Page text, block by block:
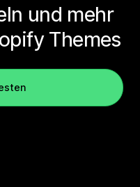
und mehr
Themes